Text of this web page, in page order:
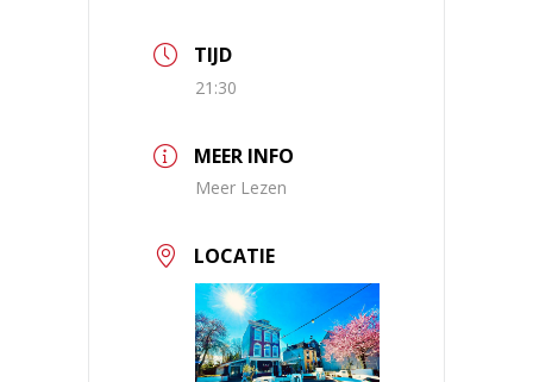
TIJD
21:30
MEER INFO
Meer Lezen
LOCATIE